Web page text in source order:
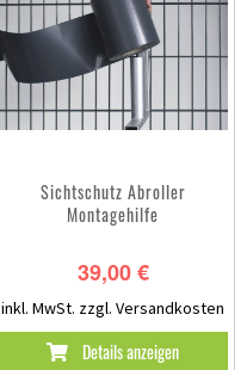
Sichtschutz Abroller
Montagehilfe
39,00 €
inkl. MwSt. zzgl. Versandkosten
Details anzeigen